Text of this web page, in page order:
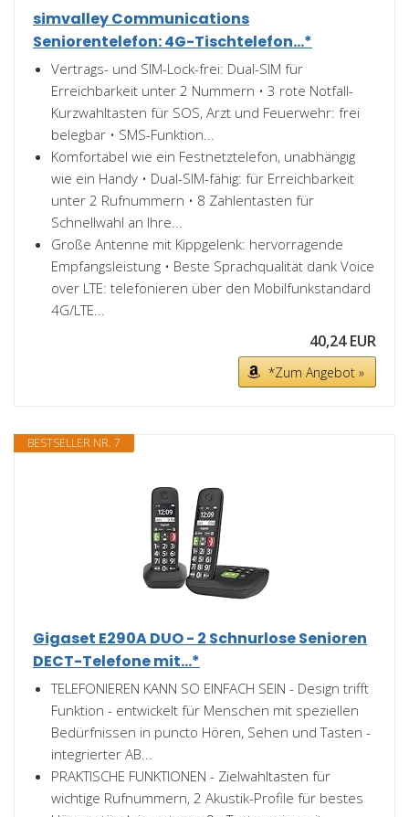
simvalley Communications
Seniorentelefon: 4G-Tischtelefon...*
Vertrags- und SIM-Lock-frei: Dual-SIM für
Erreichbarkeit unter 2 Nummern • 3 rote Notfall-
Kurzwahltasten für SOS, Arzt und Feuerwehr: frei
belegbar • SMS-Funktion...
Komfortabel wie ein Festnetztelefon, unabhängig
wie ein Handy • Dual-SIM-fähig: für Erreichbarkeit
unter 2 Rufnummern • 8 Zahlentasten für
Schnellwahl an Ihre...
Große Antenne mit Kippgelenk: hervorragende
Empfangsleistung • Beste Sprachqualität dank Voice
over LTE: telefonieren über den Mobilfunkstandard
4G/LTE...
40,24 EUR
*Zum Angebot »
BESTSELLER NR. 7
Gigaset E290A DUO - 2 Schnurlose Senioren
DECT-Telefone mit...*
TELEFONIEREN KANN SO EINFACH SEIN - Design trifft
Funktion - entwickelt für Menschen mit speziellen
Bedürfnissen in puncto Hören, Sehen und Tasten -
integrierter AB...
PRAKTISCHE FUNKTIONEN - Zielwahltasten für
wichtige Rufnummern, 2 Akustik-Profile für bestes